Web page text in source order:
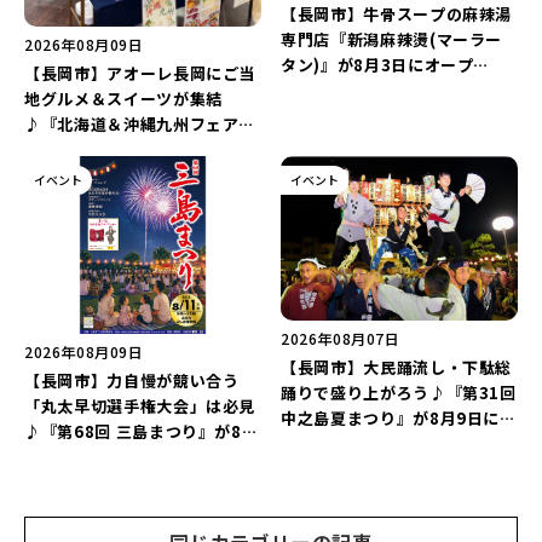
2026年08月09日
【長岡市】アオーレ長岡にご当
地グルメ＆スイーツが集結
♪『北海道＆沖縄九州フェア
より開催！北海道限定「生食感
チェルシー」をゲットしよう♪
【長岡市】牛骨スープの麻辣湯
専門店『新潟麻辣燙(マーラー
タン)』が8月3日にオープ
イベント
2026年08月09日
【長岡市】力自慢が競い合う
「丸太早切選手権大会」は必見
♪『第68回 三島まつり』が8月
イベント
2026年08月07日
【長岡市】大民踊流し・下駄総
踊りで盛り上がろう♪『第31回
中之島夏まつり』が8月9日に開